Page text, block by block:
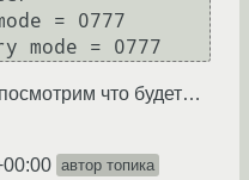
что будет…
автор топика